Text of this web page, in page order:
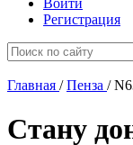
Войти
Регистрация
Главная / Пенза /
Стану